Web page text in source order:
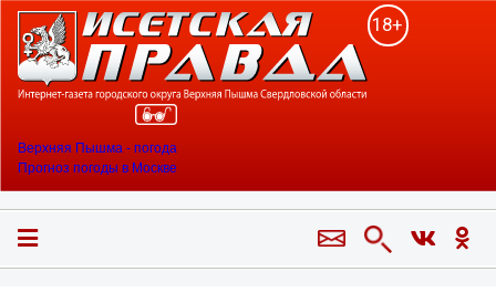
18+
Верхняя Пышма - погода
Прогноз погоды в Москве